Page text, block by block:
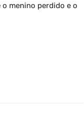
o menino perdido e o